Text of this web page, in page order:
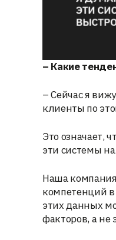
– Какие
– Сейчас я
клиенты по
Это означает,
эти системы
Наша
компетенций в
этих данных
факторов, а